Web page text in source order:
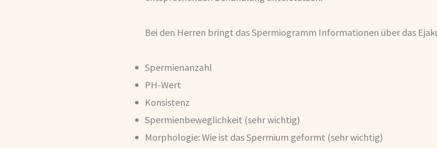
Bei den Herren bringt das Spermiogramm Informationen über das
Spermienanzahl
PH-Wert
Konsistenz
Spermienbeweglichkeit (sehr wichtig)
Morphologie: Wie ist das Spermium geformt (sehr wichtig)